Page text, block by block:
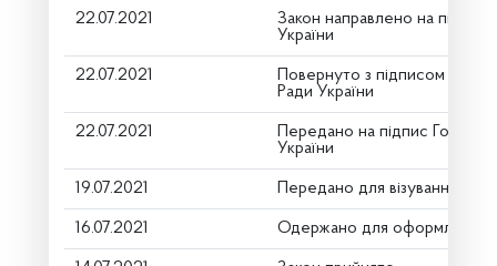
22.07.2021
Закон направлено на підпис
України
22.07.2021
Повернуто з підписом
Ради України
22.07.2021
Передано на підпис Голові
України
19.07.2021 Передано для візування в
16.07.2021 Одержано для оформлення